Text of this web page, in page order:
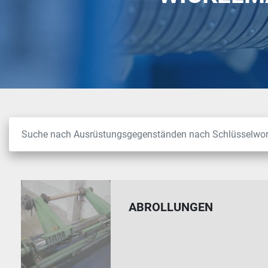
ABROLLUNGEN